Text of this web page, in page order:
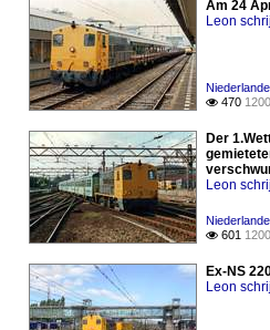
Am 24
Leon
 470
Der
Leon
 601
Ex-NS
Leon